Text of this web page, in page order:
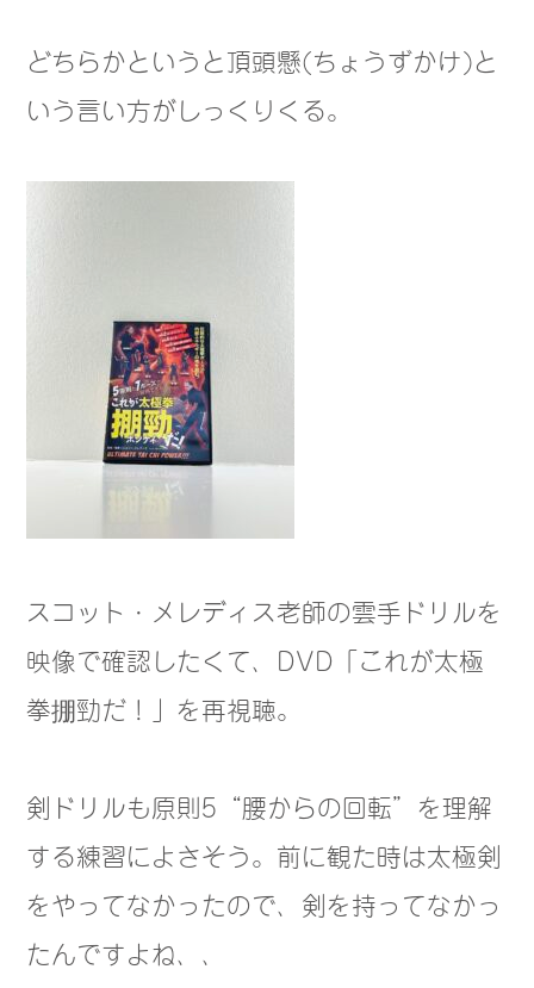
どちらかというと頂頭懸(ちょうずかけ)と
いう言い方がしっくりくる。
スコット・メレディス老師の雲手ドリルを
映像で確認したくて、DVD「これが太極
拳掤勁だ！」を再視聴。
剣ドリルも原則5“腰からの回転”を理解
する練習によさそう。前に観た時は太極剣
をやってなかったので、剣を持ってなかっ
たんですよね、、